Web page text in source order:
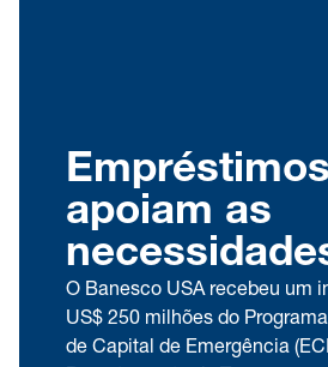
apoiam as
O Banesco USA recebeu um
US$ 250 milhões do
de Capital de Emergência